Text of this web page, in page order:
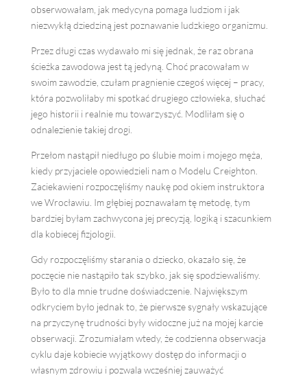
obserwowałam, jak medycyna pomaga ludziom i jak
niezwykłą dziedziną jest poznawanie ludzkiego organizmu.
Przez długi czas wydawało mi się jednak, że raz obrana
ścieżka zawodowa jest tą jedyną. Choć pracowałam w
swoim zawodzie, czułam pragnienie czegoś więcej – pracy,
która pozwoliłaby mi spotkać drugiego człowieka, słuchać
jego historii i realnie mu towarzyszyć. Modliłam się o
odnalezienie takiej drogi.
Przełom nastąpił niedługo po ślubie moim i mojego męża
kiedy przyjaciele opowiedzieli nam o Modelu Creighton.
Zaciekawieni rozpoczęliśmy naukę pod okiem instruktora
we Wrocławiu. Im głębiej poznawałam tę metodę, tym
bardziej byłam zachwycona jej precyzją, logiką i szacunkiem
dla kobiecej fizjologii.
Gdy rozpoczęliśmy starania o dziecko, okazało się, że
poczęcie nie nastąpiło tak szybko, jak się spodziewaliśmy.
Było to dla mnie trudne doświadczenie. Największym
odkryciem było jednak to, że pierwsze sygnały wskazujące
na przyczynę trudności były widoczne już na mojej karcie
obserwacji. Zrozumiałam wtedy, że codzienna obserwacja
cyklu daje kobiecie wyjątkowy dostęp do informacji o
własnym zdrowiu i pozwala wcześniej zauważyć